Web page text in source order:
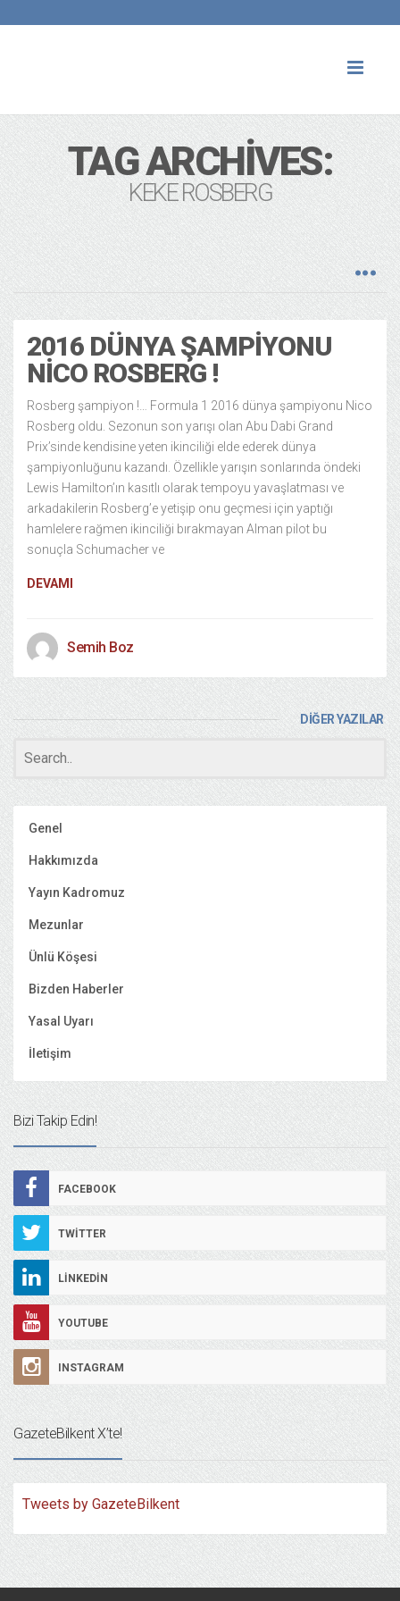
TAG ARCHIVES:
KEKE ROSBERG
2016 DÜNYA ŞAMPIYONU
NICO ROSBERG !
Rosberg şampiyon !… Formula 1 2016 dünya şampiyonu Nico
Rosberg oldu. Sezonun son yarışı olan Abu Dabi Grand
Prix’sinde kendisine yeten ikinciliği elde ederek dünya
şampiyonluğunu kazandı. Özellikle yarışın sonlarında öndeki
Lewis Hamilton’ın kasıtlı olarak tempoyu yavaşlatması ve
arkadakilerin Rosberg’e yetişip onu geçmesi için yaptığı
hamlelere rağmen ikinciliği bırakmayan Alman pilot bu
sonuçla Schumacher ve
DEVAMI
Semih Boz
DİĞER YAZILAR
Genel
Hakkımızda
Yayın Kadromuz
Mezunlar
Ünlü Köşesi
Bizden Haberler
Yasal Uyarı
İletişim
Bizi Takip Edin!
FACEBOOK
TWITTER
LINKEDIN
YOUTUBE
INSTAGRAM
GazeteBilkent X’te!
Tweets by GazeteBilkent